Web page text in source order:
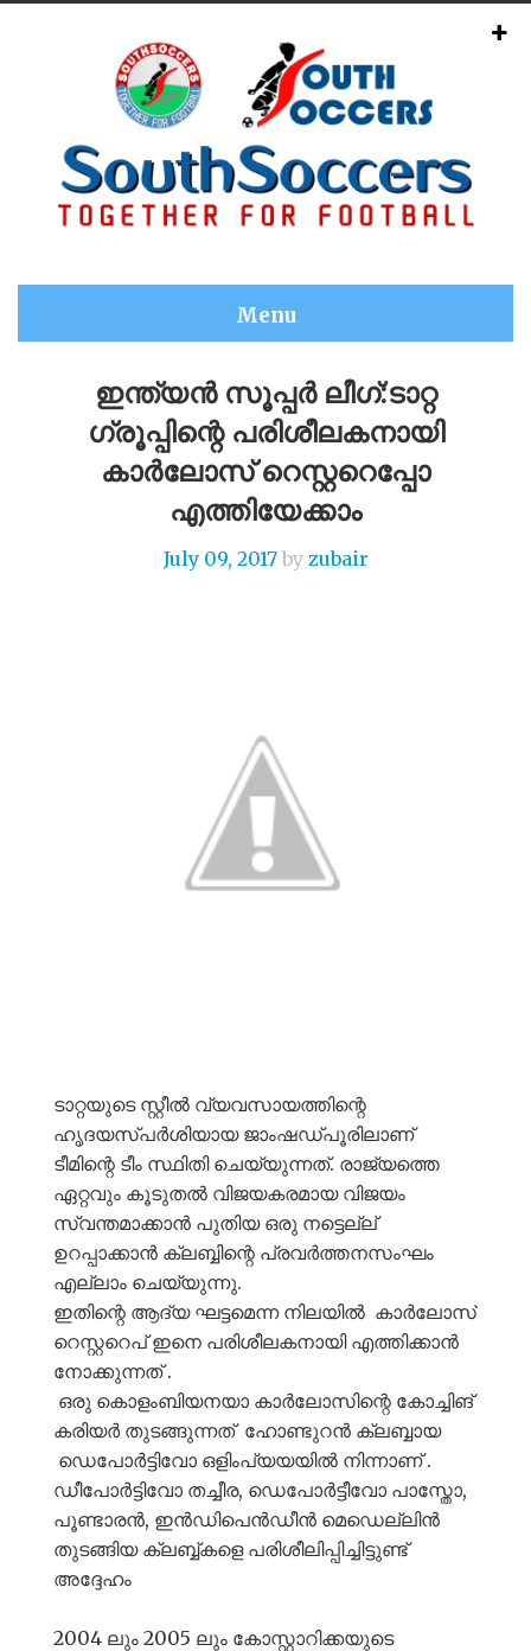
Menu
ഇന്ത്യൻ സൂപ്പർ ലീഗ്:ടാറ്റ
ഗ്രൂപ്പിന്റെ പരിശീലകനായി
കാർലോസ് റെസ്റ്ററെപ്പോ
എത്തിയേക്കാം
July 09, 2017by zubair
ടാറ്റയുടെ സ്റ്റീൽ വ്യവസായത്തിന്റെ
ഹൃദയസ്പർശിയായ ജാംഷഡ്പൂരിലാണ്
ടീമിന്റെ ടീം സ്ഥിതി ചെയ്യുന്നത്. രാജ്യത്തെ
ഏറ്റവും കൂടുതൽ വിജയകരമായ വിജയം
സ്വന്തമാക്കാൻ പുതിയ ഒരു നട്ടെല്ല്
ഉറപ്പാക്കാൻ ക്ലബ്ബിന്റെ പ്രവർത്തനസംഘം
എല്ലാം ചെയ്യുന്നു.
ഇതിന്റെ ആദ്യ ഘട്ടമെന്ന നിലയിൽ കാർലോസ്
റെസ്റ്ററെപ് ഇനെ പരിശീലകനായി എത്തിക്കാൻ
നോക്കുന്നത് .
ഒരു കൊളംബിയനയാ കാർലോസിന്റെ കോച്ചിങ്
കരിയർ തുടങ്ങുന്നത് ഹോണ്ടുറൻ ക്ലബ്ബായ
ഡെപോർട്ടിവോ ഒളിംപ്യയയിൽ നിന്നാണ് .
ഡീപോർട്ടിവോ തച്ചീര, ഡെപോർട്ടീവോ പാസ്തോ,
പൂണ്ടാരൻ, ഇൻഡിപെൻഡീൻ മെഡെല്ലിൻ
തുടങ്ങിയ ക്ലബ്ബ്കളെ പരിശീലിപ്പിച്ചിട്ടുണ്ട്
അദ്ദേഹം
2004 ലും 2005 ലും കോസ്റ്റാറിക്കയുടെ